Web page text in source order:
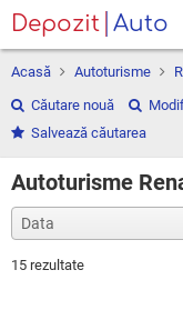
Depozit Auto
Acasă Autoturisme
Căutare nouă
Salvează căutarea
Autoturisme
15 rezultate